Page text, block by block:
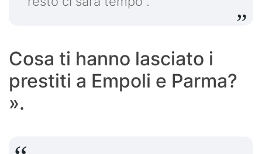
Cosa ti hanno lasciato i
prestiti a Empoli e Parma?
».